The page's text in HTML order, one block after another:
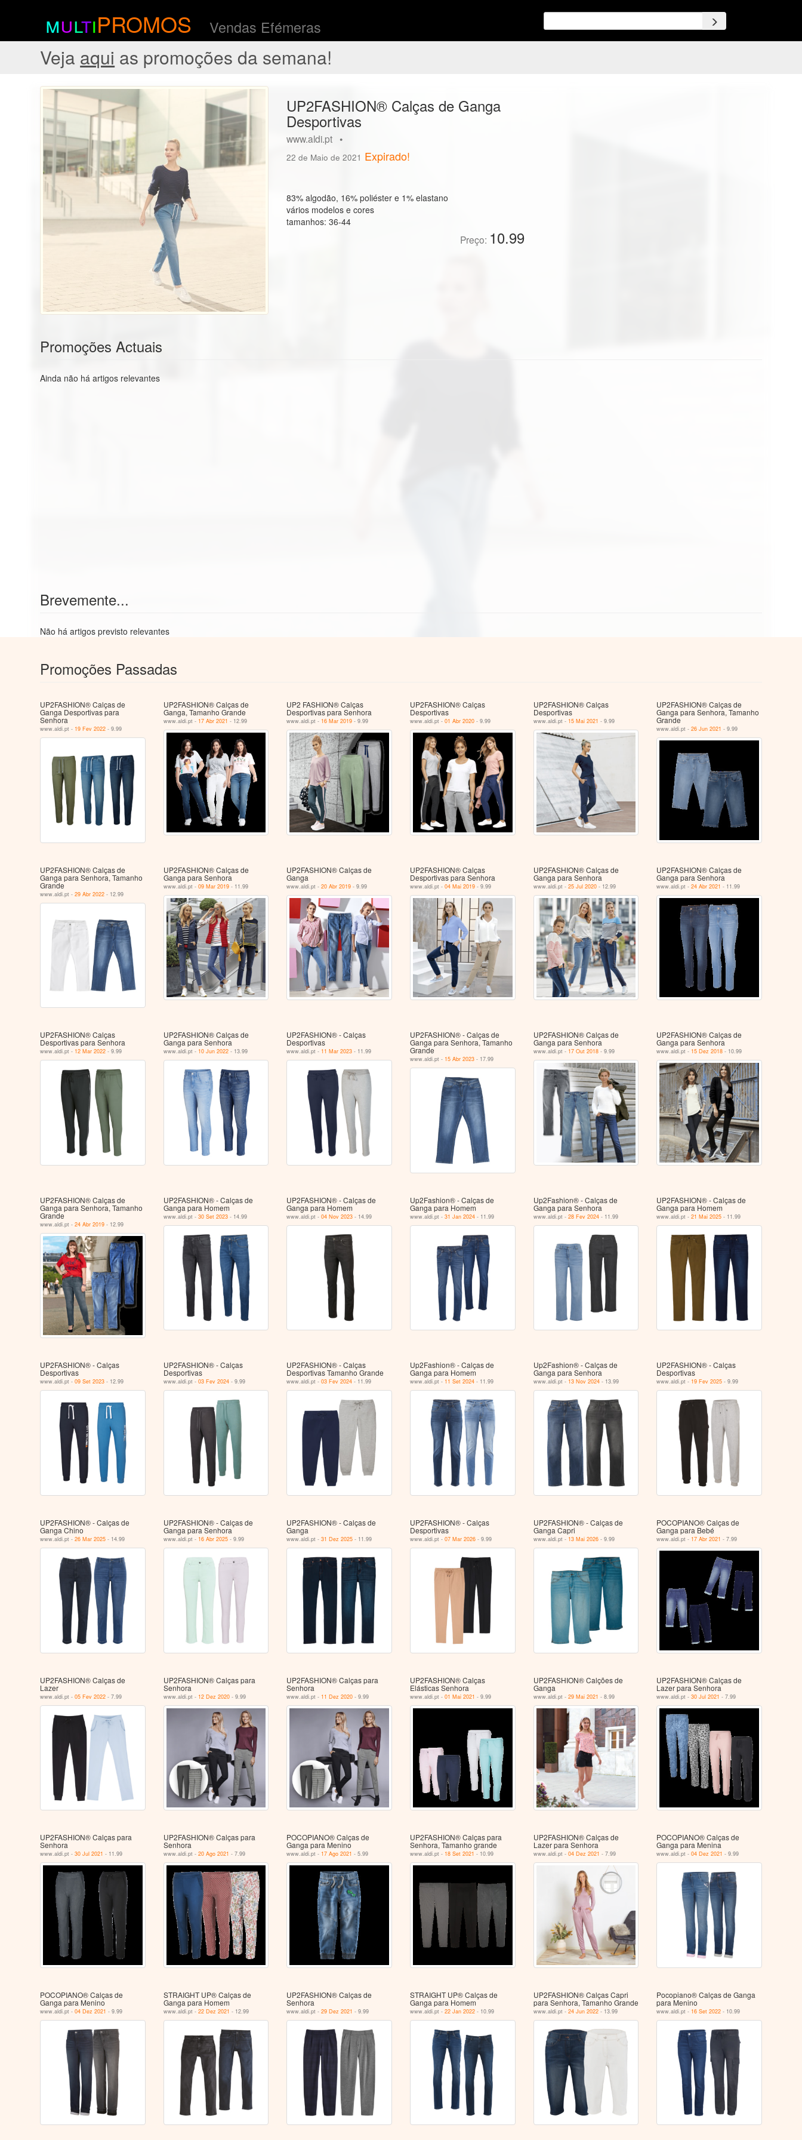
multiPROMOS Vendas Efémeras
Veja aqui as promoções da semana!
UP2FASHION® Calças de Ganga
Desportivas
www.aldi.pt •
22 de Maio de 2021 Expirado!
83% algodão, 16% poliéster e 1% elastano
vários modelos e cores
tamanhos: 36-44
Preço: 10.99
Promoções Actuais
Ainda não há artigos relevantes
Brevemente...
Não há artigos previsto relevantes
Promoções Passadas
UP2FASHION® Calças de
Ganga Desportivas para
Senhora
www.aldi.pt - 19 Fev 2022 - 9.99
UP2FASHION® Calças de
Ganga, Tamanho Grande
www.aldi.pt - 17 Abr 2021 - 12.99
UP2 FASHION® Calças
Desportivas para Senhora
www.aldi.pt - 16 Mar 2019 - 9.99
UP2FASHION® Calças
Desportivas
www.aldi.pt - 01 Abr 2020- 9.99
UP2FASHION® Calças
Desportivas
www.aldi.pt - 15 Mai 2021 - 9.99
UP2FASHION® Calças de
Ganga para Senhora, Tamanho
Grande
www.aldi.pt -26 Jun 2021 - 9.99
UP2FASHION® Calças de
Ganga para Senhora, Tamanho
Grande
www.aldi.pt -29 Abr 2022 - 12.99
UP2FASHION® Calças de
Ganga para Senhora
www.aldi.pt - 09 Mar 2019- 11.99
UP2FASHION® Calças de
Ganga
www.aldi.pt -20 Abr 2019 - 9.99
UP2FASHION® Calças
Desportivas para Senhora
www.aldi.pt - 04 Mai 2019- 9.99
UP2FASHION® Calças de
Ganga para Senhora
www.aldi.pt - 25 Jul 2020- 12.99
UP2FASHION® Calças de
Ganga para Senhora
www.aldi.pt -24 Abr 2021 - 11.99
UP2FASHION® Calças
Desportivas para Senhora
www.aldi.pt - 12 Mar 2022 - 9.99
UP2FASHION® Calças de
Ganga para Senhora
www.aldi.pt - 10 Jun 2022- 13.99
UP2FASHION® - Calças
Desportivas
www.aldi.pt - 11 Mar 2023 - 11.99
UP2FASHION® - Calças de
Ganga para Senhora, Tamanho
Grande
www.aldi.pt - 15 Abr 2023- 17.99
UP2FASHION® Calças de
Ganga para Senhora
www.aldi.pt - 17 Out 2018- 9.99
UP2FASHION® Calças de
Ganga para Senhora
www.aldi.pt - 15 Dez 2018 - 10.99
UP2FASHION® Calças de
Ganga para Senhora, Tamanho
Grande
www.aldi.pt -24 Abr 2019 - 12.99
UP2FASHION® - Calças de
Ganga para Homem
www.aldi.pt - 30 Set 2023- 14.99
UP2FASHION® - Calças de
Ganga para Homem
www.aldi.pt -04 Nov 2023 - 14.99
Up2Fashion® - Calças de
Ganga para Homem
www.aldi.pt - 31 Jan 2024- 11.99
Up2Fashion® - Calças de
Ganga para Senhora
www.aldi.pt - 28 Fev 2024- 11.99
UP2FASHION® - Calças de
Ganga para Homem
www.aldi.pt -21 Mai 2025 - 11.99
UP2FASHION® - Calças
Desportivas
www.aldi.pt -09 Set 2023 - 12.99
UP2FASHION® - Calças
Desportivas
www.aldi.pt - 03 Fev 2024- 9.99
UP2FASHION® - Calças
Desportivas Tamanho Grande
www.aldi.pt -03 Fev 2024 - 11.99
Up2Fashion® - Calças de
Ganga para Homem
www.aldi.pt - 11 Set 2024- 11.99
Up2Fashion® - Calças de
Ganga para Senhora
www.aldi.pt - 13 Nov 2024- 13.99
UP2FASHION® - Calças
Desportivas
www.aldi.pt - 19 Fev 2025 - 9.99
UP2FASHION® - Calças de
Ganga Chino
www.aldi.pt -26 Mar 2025 - 14.99
UP2FASHION® - Calças de
Ganga para Senhora
www.aldi.pt - 16 Abr 2025- 9.99
UP2FASHION® - Calças de
Ganga
www.aldi.pt -31 Dez 2025 - 11.99
UP2FASHION® - Calças
Desportivas
www.aldi.pt - 07 Mar 2026- 9.99
UP2FASHION® - Calças de
Ganga Capri
www.aldi.pt - 13 Mai 2026- 9.99
POCOPIANO® Calças de
Ganga para Bebé
www.aldi.pt - 17 Abr 2021 - 7.99
UP2FASHION® Calças de
Lazer
www.aldi.pt -05 Fev 2022 - 7.99
UP2FASHION® Calças para
Senhora
www.aldi.pt - 12 Dez 2020- 9.99
UP2FASHION® Calças para
Senhora
www.aldi.pt - 11 Dez 2020 - 9.99
UP2FASHION® Calças
Elásticas Senhora
www.aldi.pt - 01 Mai 2021 - 9.99
UP2FASHION® Calções de
Ganga
www.aldi.pt - 29 Mai 2021 - 8.99
UP2FASHION® Calças de
Lazer para Senhora
www.aldi.pt -30 Jul 2021 - 7.99
UP2FASHION® Calças para
Senhora
www.aldi.pt -30 Jul 2021 - 11.99
UP2FASHION® Calças para
Senhora
www.aldi.pt - 20 Ago 2021 - 7.99
POCOPIANO® Calças de
Ganga para Menino
www.aldi.pt - 17 Ago 2021 - 5.99
UP2FASHION® Calças para
Senhora, Tamanho grande
www.aldi.pt - 18 Set 2021 - 10.99
UP2FASHION® Calças de
Lazer para Senhora
www.aldi.pt - 04 Dez 2021 - 7.99
POCOPIANO® Calças de
Ganga para Menina
www.aldi.pt -04 Dez 2021 - 9.99
POCOPIANO® Calças de
Ganga para Menino
www.aldi.pt -04 Dez 2021 - 9.99
STRAIGHT UP® Calças de
Ganga para Homem
www.aldi.pt - 22 Dez 2021 - 12.99
UP2FASHION® Calças de
Senhora
www.aldi.pt -29 Dez 2021 - 9.99
STRAIGHT UP® Calças de
Ganga para Homem
www.aldi.pt - 22 Jan 2022- 10.99
UP2FASHION® Calças Capri
para Senhora, Tamanho Grande
www.aldi.pt - 24 Jun 2022- 13.99
Pocopiano® Calças de Ganga
para Menino
www.aldi.pt - 16 Set 2022 - 10.99